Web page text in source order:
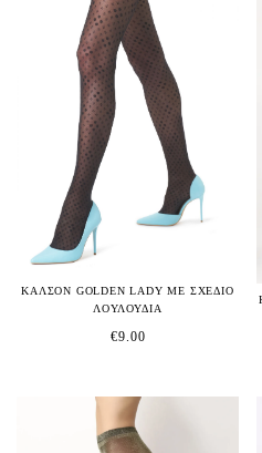
ΚΑΛΣΟΝ GOLDEN LADY ΜΕ ΣΧΕΔΙΟ
ΛΟΥΛΟΥΔΙΑ
€9.00